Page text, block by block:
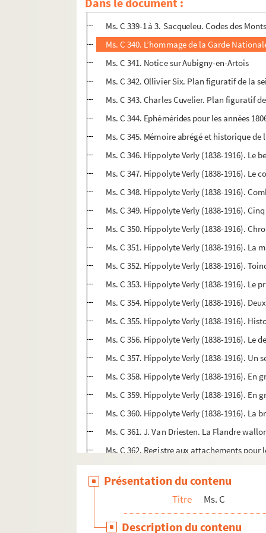
Ms. C 338. Jules Delory. Historique de la
Ms. C 339-1 à 3. Sacqueleu. Codes des
Ms. C 340. L’hommage de la Garde
Ms. C 341. Notice sur Aubigny-en-Artois
Ms. C 342. Ollivier Six. Plan figuratif de la
Ms. C 343. Charles Cuvelier. Plan figuratif
Ms. C 344. Ephémérides pour les années
Ms. C 345. Mémoire abrégé et historique
Ms. C 346. Hippolyte Verly (1838-1916). Le
Ms. C 347. Hippolyte Verly (1838-1916). Le
Ms. C 348. Hippolyte Verly (1838-1916).
Ms. C 349. Hippolyte Verly (1838-1916).
Ms. C 350. Hippolyte Verly (1838-1916).
Ms. C 351. Hippolyte Verly (1838-1916). La
Ms. C 352. Hippolyte Verly (1838-1916).
Ms. C 353. Hippolyte Verly (1838-1916). Le
Ms. C 354. Hippolyte Verly (1838-1916).
Ms. C 355. Hippolyte Verly (1838-1916).
Ms. C 356. Hippolyte Verly (1838-1916). Le
Ms. C 357. Hippolyte Verly (1838-1916).
Ms. C 358. Hippolyte Verly (1838-1916). En
Ms. C 359. Hippolyte Verly (1838-1916). En
Ms. C 360. Hippolyte Verly (1838-1916). La
Ms. C 361. J. Van Driesten. La Flandre
Ms. C 362. Registre aux attachements pour
Ms. C 363. Edmond Leleu. Un curieux
Ms. C 364. Edmond Leleu. Les débuts de la
Ms. C 365. Edmond Leleu. Le capitaine
Ms. C 366. Edmond Leleu. Les secours
Présentation du contenu
Titre Ms. C
Description du contenu